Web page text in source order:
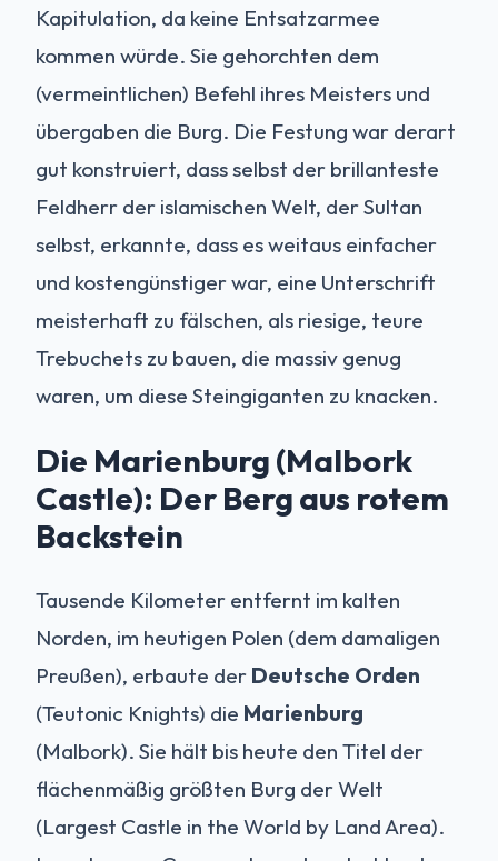
Kapitulation, da keine Entsatzarmee
kommen würde. Sie gehorchten dem
(vermeintlichen) Befehl ihres Meisters und
übergaben die Burg. Die Festung war derart
gut konstruiert, dass selbst der brillanteste
Feldherr der islamischen Welt, der Sultan
selbst, erkannte, dass es weitaus einfacher
und kostengünstiger war, eine Unterschrift
meisterhaft zu fälschen, als riesige, teure
Trebuchets zu bauen, die massiv genug
waren, um diese Steingiganten zu knacken.
Die Marienburg (Malbork
Castle): Der Berg aus rotem
Backstein
Tausende Kilometer entfernt im kalten
Norden, im heutigen Polen (dem damaligen
Preußen), erbaute der Deutsche Orden
(Teutonic Knights) die Marienburg
(Malbork). Sie hält bis heute den Titel der
flächenmäßig größten Burg der Welt
(Largest Castle in the World by Land Area).